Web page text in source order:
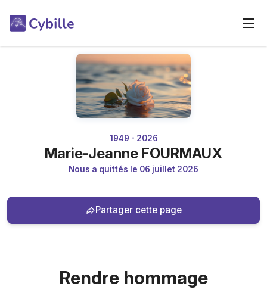
1949 - 2026
Marie-Jeanne FOURMAUX
Nous a quittés le 06 juillet 2026
Partager cette page
Rendre hommage